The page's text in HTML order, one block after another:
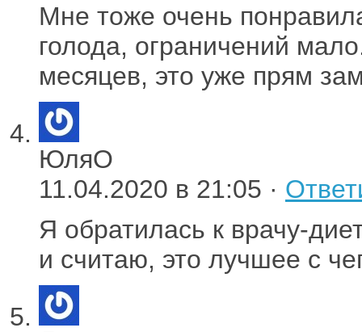
Мне тоже очень
голода, ограничений
месяцев, это уже прям
ЮляО
11.04.2020 в 21:05 ·
Я обратилась к врачу-
и считаю, это лучшее с